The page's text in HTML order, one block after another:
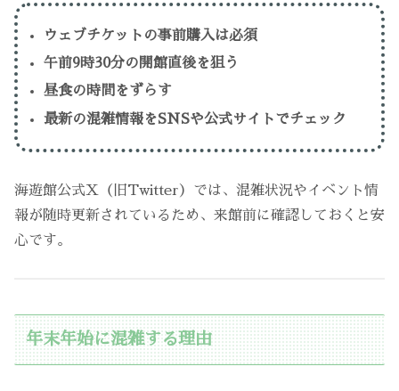
ウェブチケットの事前購入は必須
午前9時30分の開館直後を狙う
昼食の時間をずらす
最新の混雑情報をSNSや公式サイトでチェック
海遊館公式X（旧Twitter）では、混雑状況やイベント情
報が随時更新されているため、来館前に確認しておくと安
心です。
年末年始に混雑する理由